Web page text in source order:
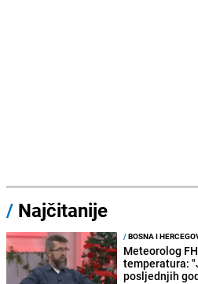
/ Najčitanije
/BOSNA I
Meteorolog
temperatura:
posljednjih